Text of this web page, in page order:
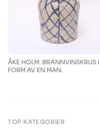
ÅKE HOLM. BRÄNNVINSKRUS I
FORM AV EN MAN.
TOP KATEGORIER